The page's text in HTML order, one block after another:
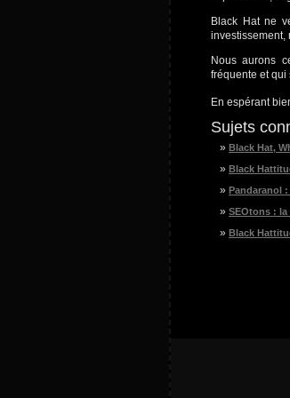
Black Hat ne
investissement,
Nous aurons
fréquente et qui
En espérant
Sujets
Black Hat,
Black
Pandaranol
SEOtons :
Black